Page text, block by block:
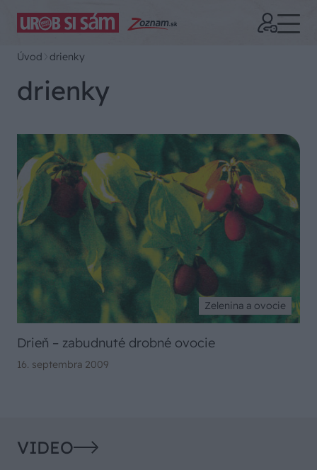
Úvod drienky
drienky
Zelenina a ovocie
Drieň – zabudnuté drobné ovocie
16. septembra 2009
VIDEO